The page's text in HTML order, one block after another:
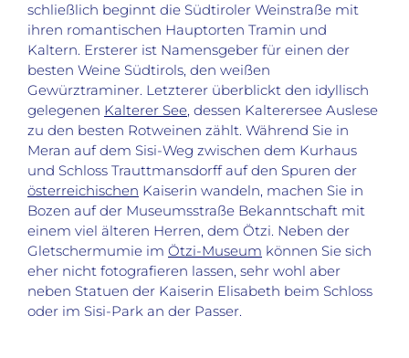
schließlich beginnt die Südtiroler Weinstraße mit
ihren romantischen Hauptorten Tramin und
Kaltern. Ersterer ist Namensgeber für einen der
besten Weine Südtirols, den weißen
Gewürztraminer. Letzterer überblickt den idyllisch
gelegenen Kalterer See, dessen Kalterersee Auslese
zu den besten Rotweinen zählt. Während Sie in
Meran auf dem Sisi-Weg zwischen dem Kurhaus
und Schloss Trauttmansdorff auf den Spuren der
österreichischen Kaiserin wandeln, machen Sie in
Bozen auf der Museumsstraße Bekanntschaft mit
einem viel älteren Herren, dem Ötzi. Neben der
Gletschermumie im Ötzi-Museum können Sie sich
eher nicht fotografieren lassen, sehr wohl aber
neben Statuen der Kaiserin Elisabeth beim Schloss
oder im Sisi-Park an der Passer.